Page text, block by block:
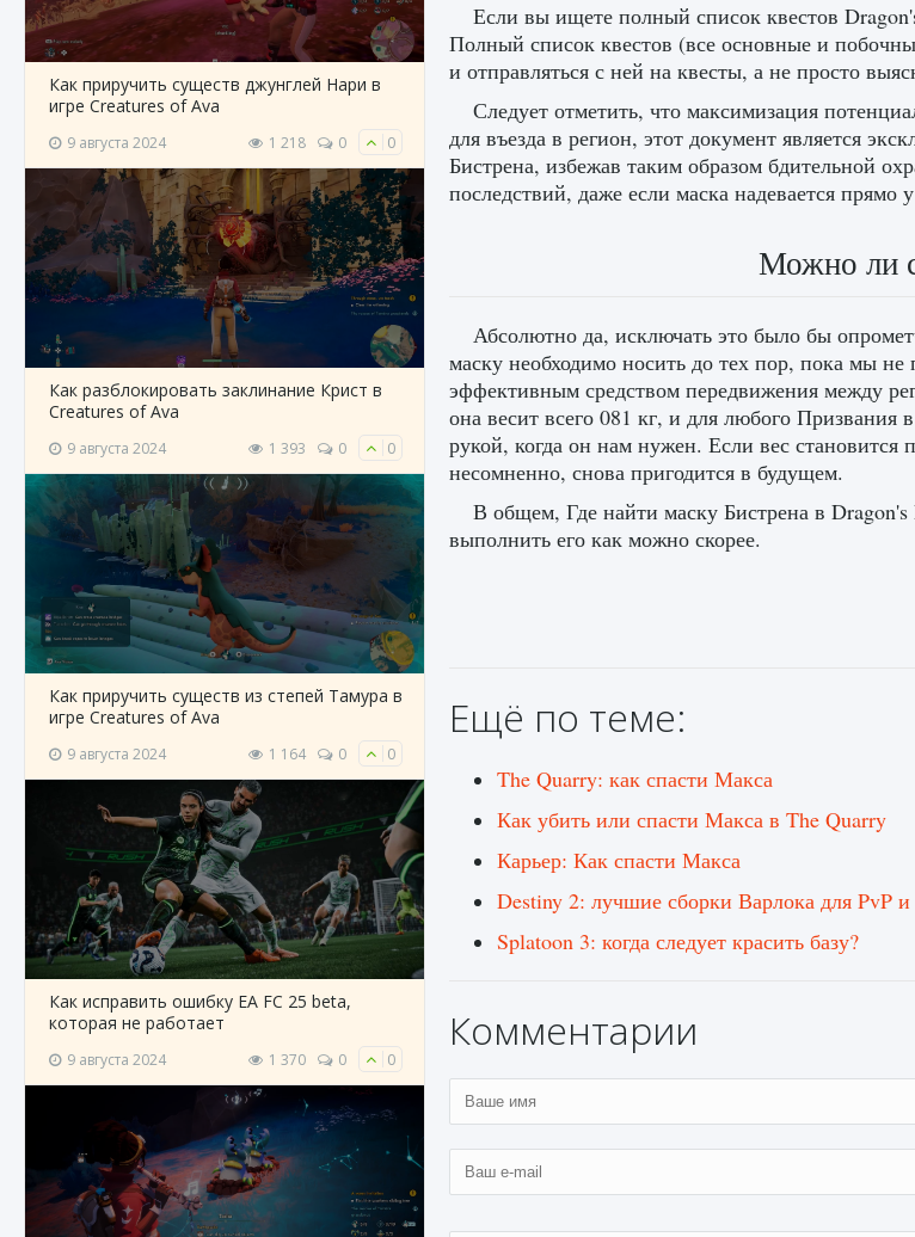
Как приручить существ джунглей Нари в
игре Creatures of Ava
9 августа 2024 1 218 0 0
Как разблокировать заклинание Крист в
Creatures of Ava
9 августа 2024 1 393 0 0
Как приручить существ из степей Тамура в
игре Creatures of Ava
9 августа 2024 1 164 0 0
Как исправить ошибку EA FC 25 beta,
которая не работает
9 августа 2024 1 370 0 0
Если вы ищете полный список квестов
Полный список квестов (все основные и
и отправляться с ней на квесты, а не просто
Следует отметить, что максимизация
для въезда в регион, этот документ является
Бистрена, избежав таким образом бдительной
последствий, даже если маска надевается прямо у
Можно ли
Абсолютно да, исключать это было бы
маску необходимо носить до тех пор, пока мы
эффективным средством передвижения между
она весит всего 081 кг, и для любого
рукой, когда он нам нужен. Если вес
несомненно, снова пригодится в будущем.
В общем, Где найти маску Бистрена в
выполнить его как можно скорее.
Ещё по теме:
The Quarry: как спасти Макса
Как убить или спасти Макса в The Quarry
Карьер: Как спасти Макса
Destiny 2: лучшие сборки Варлока для PvP
Splatoon 3: когда следует красить базу?
Комментарии